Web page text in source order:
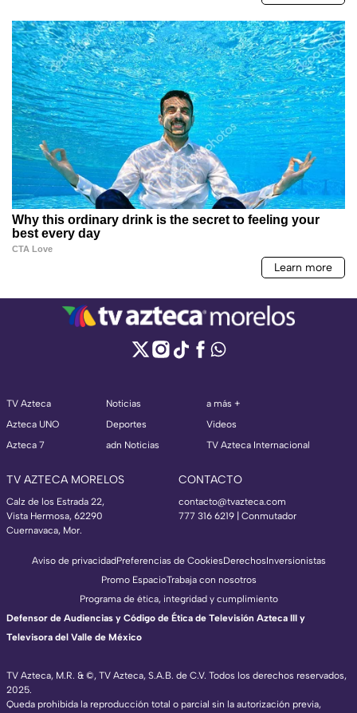
TV Azteca
Azteca UNO
Azteca 7
Noticias
Deportes
adn Noticias
a más +
Videos
TV Azteca Internacional
TV AZTECA MORELOS
Calz de los Estrada 22,
Vista Hermosa, 62290
Cuernavaca, Mor.
CONTACTO
contacto@tvazteca.com
777 316 6219 | Conmutador
TV Azteca, M.R. & ©, TV Azteca, S.A.B. de C.V. Todos los derechos reservados,
2025.
Queda prohibida la reproducción total o parcial sin la autorización previa,
Aviso de privacidadPreferencias de CookiesDerechosInversionistas
Promo EspacioTrabaja con nosotros
Programa de ética, integridad y cumplimiento
Defensor de Audiencias y Código de Ética de Televisión Azteca III y
Televisora del Valle de México